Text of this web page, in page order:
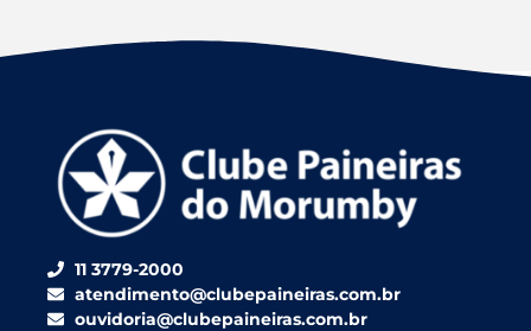
11 3779-2000
atendimento@clubepaineiras.com.br
ouvidoria@clubepaineiras.com.br